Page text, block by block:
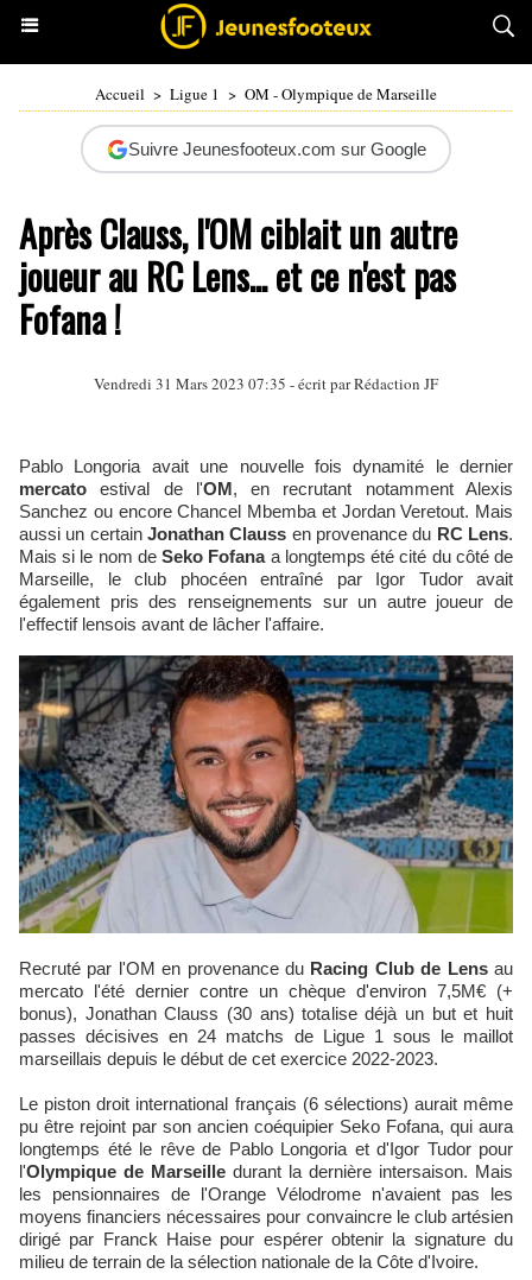
Accueil > Ligue 1 > OM - Olympique de Marseille
Suivre Jeunesfooteux.com sur Google
Après Clauss, l'OM ciblait un autre
joueur au RC Lens... et ce n'est pas
Fofana !
Vendredi 31 Mars 2023 07:35 - écrit par Rédaction JF
Pablo Longoria avait une nouvelle fois dynamité le dernier
mercato estival de l'OM, en recrutant notamment Alexis
Sanchez ou encore Chancel Mbemba et Jordan Veretout. Mais
aussi un certain Jonathan Clauss en provenance du RC Lens.
Mais si le nom deSeko Fofanaa longtemps été cité du côté de
Marseille, le club phocéen entraîné par Igor Tudor avait
également pris des renseignements sur un autre joueur de
l'effectif lensois avant de lâcher l'affaire.
Recruté par l'OM en provenance du Racing Club de Lensau
mercato l'été dernier contre un chèque d'environ 7,5M€ (+
bonus), Jonathan Clauss (30 ans) totalise déjà un but et huit
passes décisives en 24 matchs de Ligue 1 sous le maillot
marseillais depuis le début de cet exercice 2022-2023.
Le piston droit international français (6 sélections) aurait même
pu être rejoint par son ancien coéquipier Seko Fofana, qui aura
longtemps été le rêve de Pablo Longoria et d'Igor Tudor pour
l'Olympique de Marseille durant la dernière intersaison. Mais
les pensionnaires de l'Orange Vélodrome n'avaient pas les
moyens financiers nécessaires pour convaincre le club artésien
dirigé par Franck Haise pour espérer obtenir la signature du
milieu de terrain de la sélection nationale de la Côte d'Ivoire.